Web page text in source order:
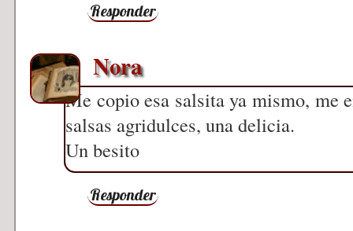
Responder
Nora
Me copio esa salsita ya mismo, me
salsas agridulces, una delicia.
Un besito
Responder